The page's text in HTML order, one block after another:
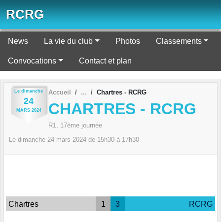
RCRG
News La vie du club Photos Classements
Convocations Contact et plan
Le dimanche
24
MARS 2024
Accueil Chartres - RCRG
CHARTRES - RCRG
R1, 17ème journée
Le dimanche 24 mars 2024 de 15h30 à 17h30
Chartres 1 3 RCRG